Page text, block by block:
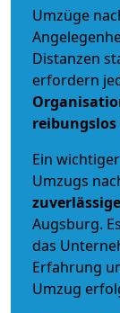
Umzüge
Distanzen
erfordern
reibungslos
Ein
Umzugs
Augsburg.
das
Erfahrung
Umzug